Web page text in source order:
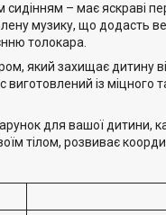
сидінням – має яскраві
музику, що додасть
толокара.
який захищає дитину
виготовлений із
для вашої дитини,
тілом, розвиває